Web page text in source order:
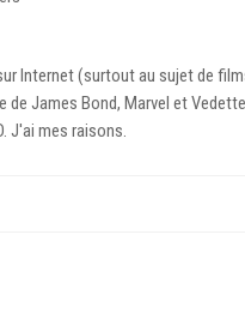
Internet (surtout au sujet de
de James Bond, Marvel et
J'ai mes raisons.